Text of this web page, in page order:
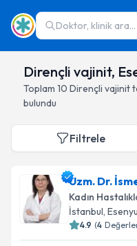
Doktor, klinik ara...
Dirençli vajinit,
Toplam 10 Dirençli vajinit
bulundu
Filtrele
Uzm. Dr.
Kadın
İstanbul,
4.9 (4